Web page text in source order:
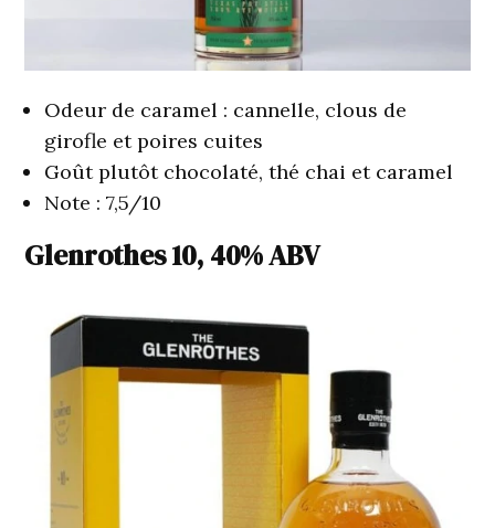
Odeur de caramel : cannelle, clous de
girofle et poires cuites
Goût plutôt chocolaté, thé chai et caramel
Note : 7,5/10
Glenrothes 10, 40% ABV